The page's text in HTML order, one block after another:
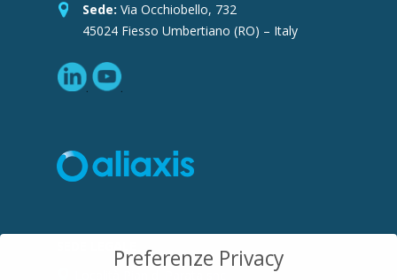
Sede: Via Occhiobello, 732
45024 Fiesso Umbertiano (RO) – Italy
Preferenze Privacy